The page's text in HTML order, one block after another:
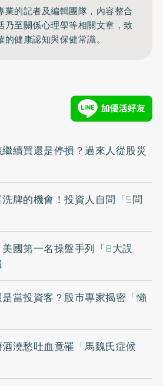
業的記者及編輯團隊，內容整合
乃至關係心理學等相關文章，致
健康認知與保健常識。
續買還是停損？過來人從股災
牌的機會！投資人自問「5問
國第一名操盤手列「8大誤
當投資客？股市專家揭密「懶
澆愁吐血竟罹「馬魏氏症候